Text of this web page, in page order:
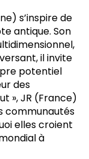
s’inspire de
antique. Son
il invite
potentiel
des
», JR (France)
communautés
elles croient
à